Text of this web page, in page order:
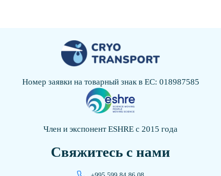
Номер заявки на товарный знак в ЕС: 018987585
Член и экспонент ESHRE с 2015 года
Свяжитесь с нами